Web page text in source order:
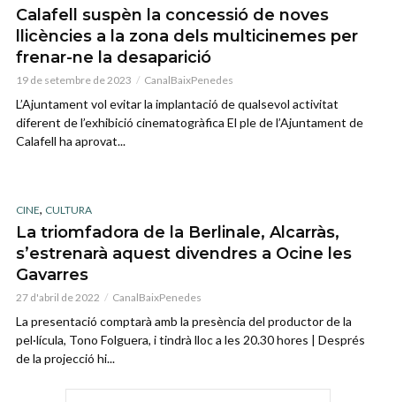
Calafell suspèn la concessió de noves
llicències a la zona dels multicinemes per
frenar-ne la desaparició
19 de setembre de 2023 CanalBaixPenedes
L’Ajuntament vol evitar la implantació de qualsevol activitat
diferent de l’exhibició cinematogràfica El ple de l’Ajuntament de
Calafell ha aprovat...
CINE, CULTURA
La triomfadora de la Berlinale, Alcarràs,
s’estrenarà aquest divendres a Ocine les
Gavarres
27 d'abril de 2022 CanalBaixPenedes
La presentació comptarà amb la presència del productor de la
pel·lícula, Tono Folguera, i tindrà lloc a les 20.30 hores | Després
de la projecció hi...